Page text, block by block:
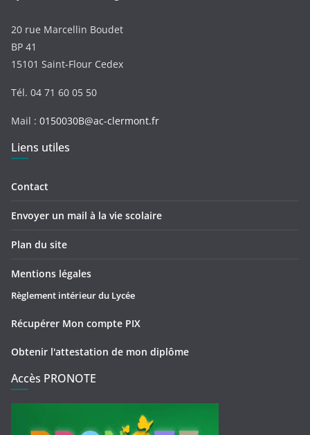
20 rue Marcellin Boudet
BP 41
15101 Saint-Flour Cedex
Tél. 04 71 60 05 50
Mail : 0150030B@ac-clermont.fr
Liens utiles
Contact
Envoyer un mail à la vie scolaire
Plan du site
Mentions légales
Règlement intérieur du Lycée
Récupérer Mon compte PIX
Obtenir l'attestation de mon diplôme
Accès PRONOTE